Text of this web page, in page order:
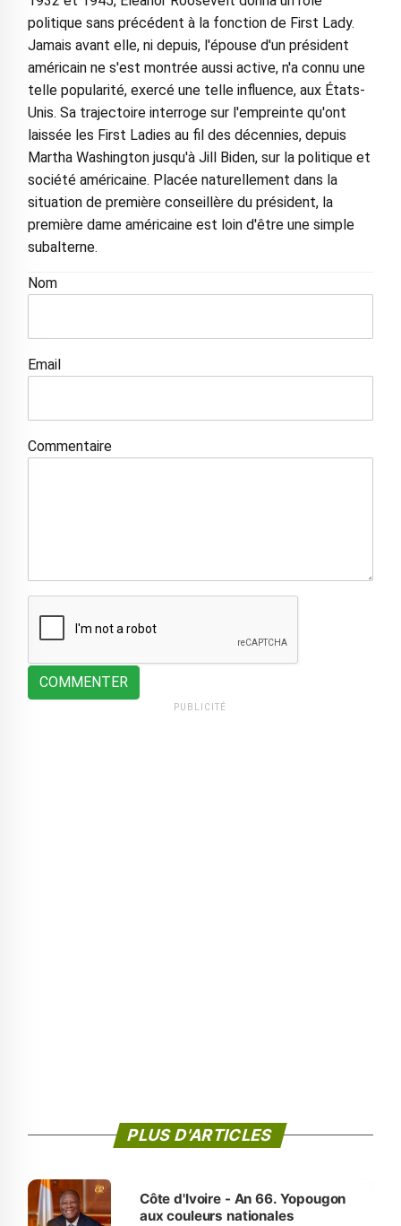
politique sans précédent à la fonction de First Lady.
Jamais avant elle, ni depuis, l'épouse d'un président
américain ne s'est montrée aussi active, n'a connu une
telle popularité, exercé une telle influence, aux États-
Unis. Sa trajectoire interroge sur l'empreinte qu'ont
laissée les First Ladies au fil des décennies, depuis
Martha Washington jusqu'à Jill Biden, sur la politique et
société américaine. Placée naturellement dans la
situation de première conseillère du président, la
première dame américaine est loin d'être une simple
subalterne.
Nom
Email
Commentaire
COMMENTER
PUBLICITÉ
PLUS D'ARTICLES
Côte d'Ivoire - An 66. Yopougon
aux couleurs nationales